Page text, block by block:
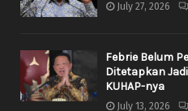
July 27, 2026
Febrie Belum
Ditetapkan
KUHAP-nya
July 13, 2026